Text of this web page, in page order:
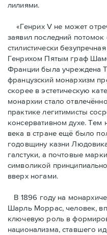
лилиями.
«Генрих V не может
заявил последний
стилистически
Генрихом Пятым граф
Франции была учреждена
французский монархизм
скорее в эстетическую
монархии стало
практике легитимисты
консервативном духе.
века в стране ещё было
годовщину казни
галстуки, а почтовые
символикой
вверх ногами.
В 1896 году на
Шарль Моррас, человек,
ключевую роль в
национализма, ставшего